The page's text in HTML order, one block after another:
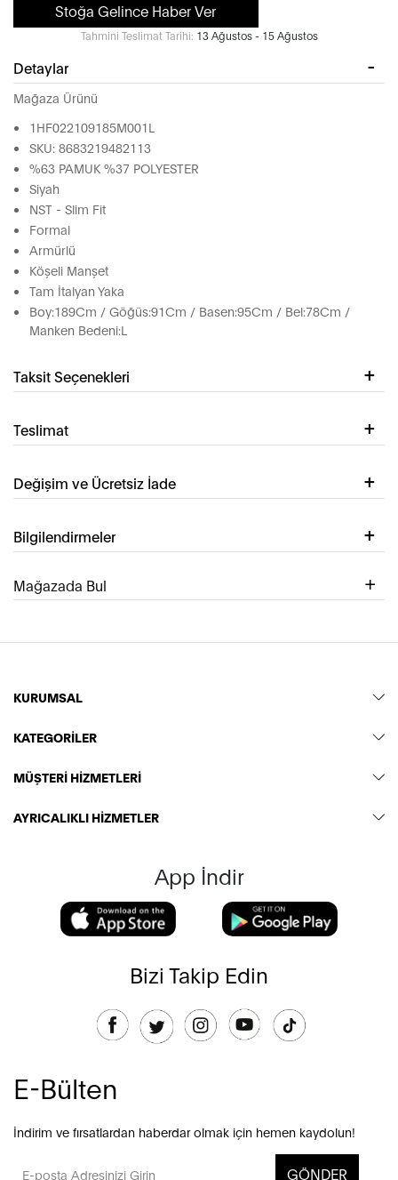
Stoğa Gelince Haber Ver
Tahmini Teslimat Tarihi: 13 Ağustos - 15 Ağustos
Detaylar
Mağaza Ürünü
1HF022109185M001L
SKU: 8683219482113
%63 PAMUK %37 POLYESTER
Siyah
NST - Slim Fit
Formal
Armürlü
Köşeli Manşet
Tam İtalyan Yaka
Boy:189Cm / Göğüs:91Cm / Basen:95Cm / Bel:78Cm /
Manken Bedeni:L
Taksit Seçenekleri
Teslimat
Değişim ve Ücretsiz İade
Bilgilendirmeler
Mağazada Bul
KURUMSAL
KATEGORİLER
MÜŞTERİ HİZMETLERİ
AYRICALIKLI HİZMETLER
App İndir
Bizi Takip Edin
E-Bülten
İndirim ve fırsatlardan haberdar olmak için hemen kaydolun!
GÖNDER